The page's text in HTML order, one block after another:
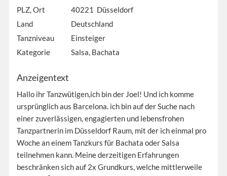
PLZ, Ort
40221 Düsseldorf
Land
Deutschland
Tanzniveau
Einsteiger
Kategorie
Salsa, Bachata
Anzeigentext
Hallo ihr Tanzwütigen,ich bin der Joel! Und ich komme
ursprünglich aus Barcelona. ich bin auf der Suche nach
einer zuverlässigen, engagierten und lebensfrohen
Tanzpartnerin im Düsseldorf Raum, mit der ich einmal pro
Woche an einem Tanzkurs für Bachata oder Salsa
teilnehmen kann. Meine derzeitigen Erfahrungen
beschränken sich auf 2x Grundkurs, welche mittlerweile